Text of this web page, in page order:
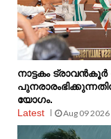
നാട്ടകം
യോഗം.
Latest
Aug 09 2026